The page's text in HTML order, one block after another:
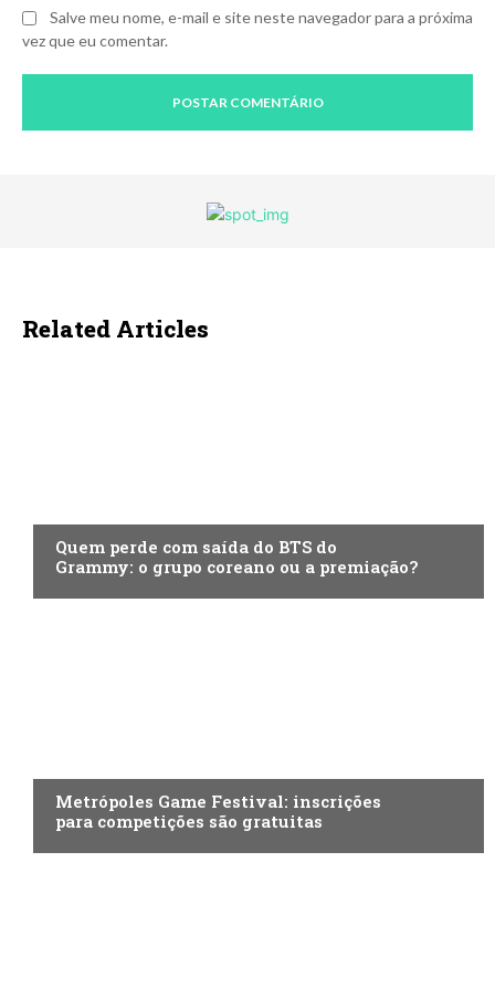
Salve meu nome, e-mail e site neste navegador para a próxima
vez que eu comentar.
Related Articles
Quem perde com saída do BTS do
Grammy: o grupo coreano ou a premiação?
Metrópoles Game Festival: inscrições
para competições são gratuitas